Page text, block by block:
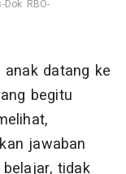
RBO-
datang ke
begitu
jawaban
tidak